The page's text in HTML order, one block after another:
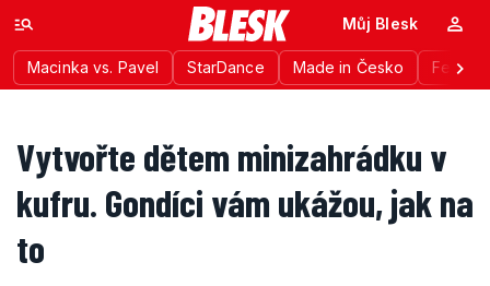
Macinka vs. Pavel StarDance Made in Česko
Můj Blesk
Vytvořte dětem minizahrádku v
kufru. Gondíci vám ukážou, jak na
to